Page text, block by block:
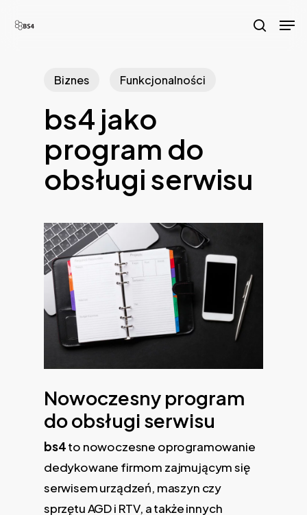
search
Biznes Funkcjonalności
bs4 jako
program do
obsługi serwisu
Nowoczesny program
do obsługi serwisu
bs4to nowoczesne oprogramowanie
dedykowane firmom zajmującym się
serwisem urządzeń, maszyn czy
sprzętu AGD i RTV, a także innych